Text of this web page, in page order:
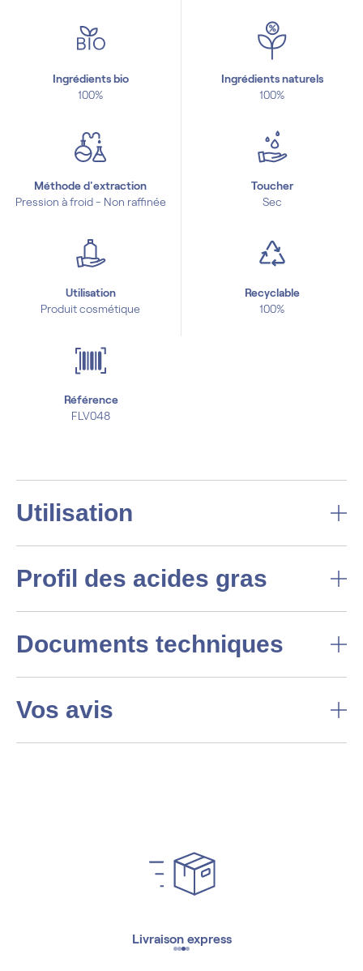
Ingrédients bio
100%
Ingrédients naturels
100%
Méthode d'extraction
Pression à froid - Non raffinée
Toucher
Sec
Utilisation
Produit cosmétique
Recyclable
100%
Référence
FLV048
Utilisation
Profil des acides gras
Documents techniques
Vos avis
Livraison express